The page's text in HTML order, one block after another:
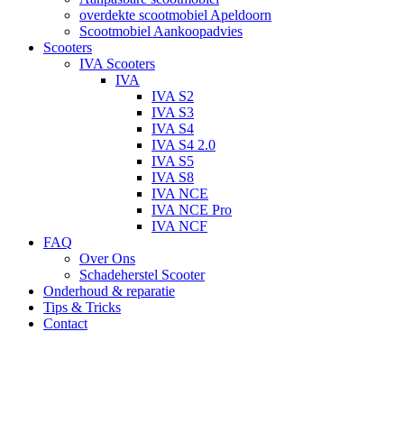
overdekte scootmobiel Apeldoorn
Scootmobiel Aankoopadvies
Scooters
IVA Scooters
IVA
IVA S2
IVA S3
IVA S4
IVA S4 2.0
IVA S5
IVA S8
IVA NCE
IVA NCE Pro
IVA NCF
FAQ
Over Ons
Schadeherstel Scooter
Onderhoud & reparatie
Tips & Tricks
Contact